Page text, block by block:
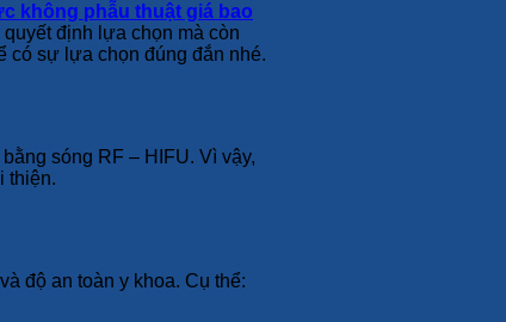
không phẫu thuật giá bao
định lựa chọn mà còn
có sự lựa chọn đúng đắn nhé.
sóng RF – HIFU. Vì vậy,
thiện.
độ an toàn y khoa. Cụ thể: